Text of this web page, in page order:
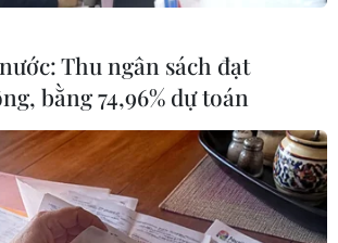
đối tác OpenAI
kiện hình thành
nghệ chiến lược
Thu ngân sách đạt
bằng 74,96% dự toán